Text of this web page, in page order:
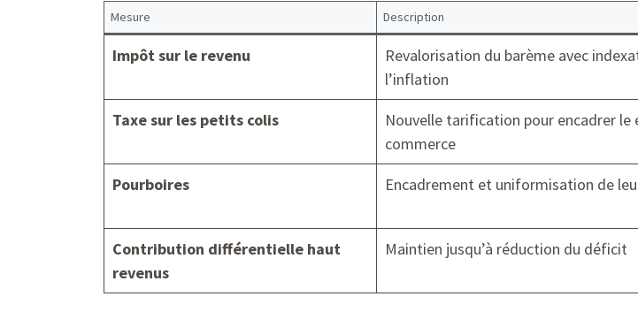
Mesure Description
Impôt sur le revenu
Revalorisation du barème avec
l’inflation
Taxe sur les petits colis
Nouvelle tarification pour encadrer le
commerce
Pourboires Encadrement et uniformisation de
Contribution différentielle haut
revenus
Maintien jusqu’à réduction du déficit